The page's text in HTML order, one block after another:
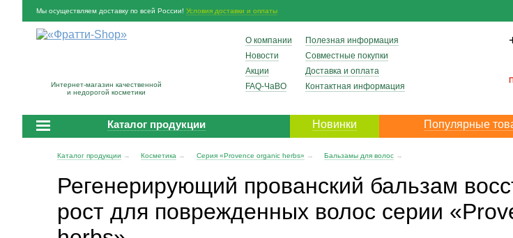
Мы осуществляем доставку по всей России! Условия доставки и оплаты
Интернет-магазин качественной
и недорогой косметики
О компании
Новости
Акции
FAQ-ЧаВО
Полезная информация
Совместные покупки
Доставка и оплата
Контактная информация
Каталог продукции Новинки Популярные
Каталог продукции → Косметика → Серия «Provence organic herbs» → Бальзамы для волос→
Регенерирующий прованский бальзам
рост для поврежденных волос серии